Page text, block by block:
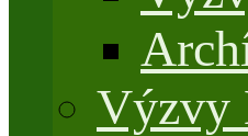
Výzvy